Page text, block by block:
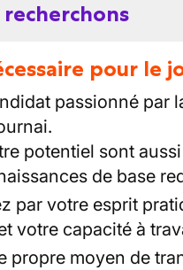
pour le
passionné par
potentiel sont
de base
par votre esprit
votre capacité à
propre moyen de